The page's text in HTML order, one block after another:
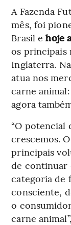
A Fazenda
mês, foi
Brasil ehoje
os principais
Inglaterra.
atua nos
carne
agora
“O potencial
crescemos.
principais
de continuar
categoria de
consciente,
o
carne